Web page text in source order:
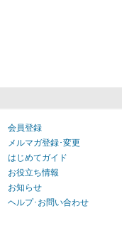
会員登録
メルマガ登録･変更
はじめてガイド
お役立ち情報
お知らせ
ヘルプ･お問い合わせ